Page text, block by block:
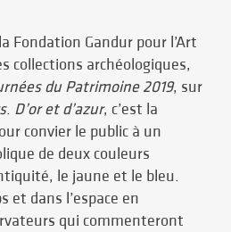
Fondation Gandur pour l’Art
collections archéologiques,
du Patrimoine 2019, sur
. D’or et d’azur, c’est la
convier le public à un
de deux couleurs
le jaune et le bleu.
et dans l’espace en
qui commenteront